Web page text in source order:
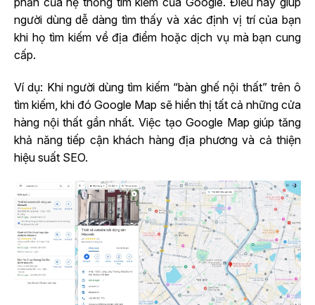
người dùng dễ dàng tìm thấy và xác định vị trí của bạn
khi họ tìm kiếm về địa điểm hoặc dịch vụ mà bạn cung
cấp.
Ví dụ: Khi người dùng tìm kiếm “bàn ghế nội thất” trên ô
tìm kiếm, khi đó Google Map sẽ hiển thị tất cả những cửa
hàng nội thất gần nhất. Việc tạo Google Map giúp tăng
khả năng tiếp cận khách hàng địa phương và cả thiện
hiệu suất SEO.